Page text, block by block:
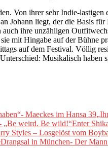
Von ihrer sehr Indie-
Johann liegt, der die Basis
ihre unzähligen
mit Hingabe auf der Bühne
auf dem Festival. Völlig
Musikalisch haben
Enter
Styles – Losgelöst vom
Drangsal in München- Der Mann